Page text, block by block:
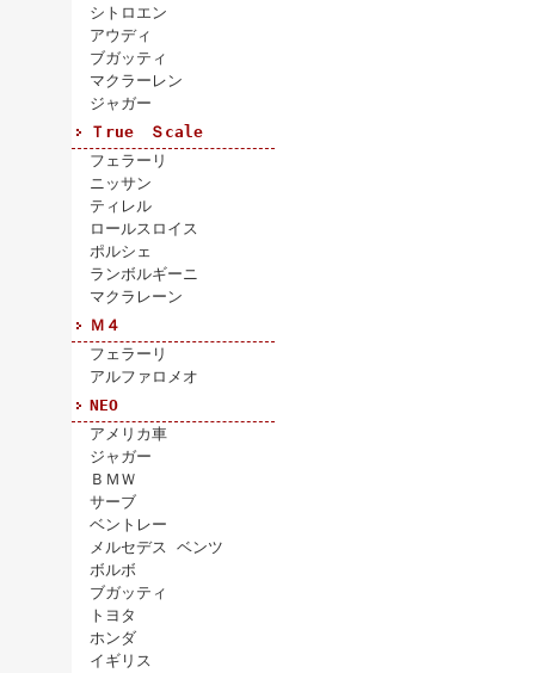
シトロエン
アウディ
ブガッティ
マクラーレン
ジャガー
Ｔrue Ｓcale
フェラーリ
ニッサン
ティレル
ロールスロイス
ポルシェ
ランボルギーニ
マクラレーン
Ｍ４
フェラーリ
アルファロメオ
NEO
アメリカ車
ジャガー
ＢＭＷ
サーブ
ベントレー
メルセデス ベンツ
ボルボ
ブガッティ
トヨタ
ホンダ
イギリス